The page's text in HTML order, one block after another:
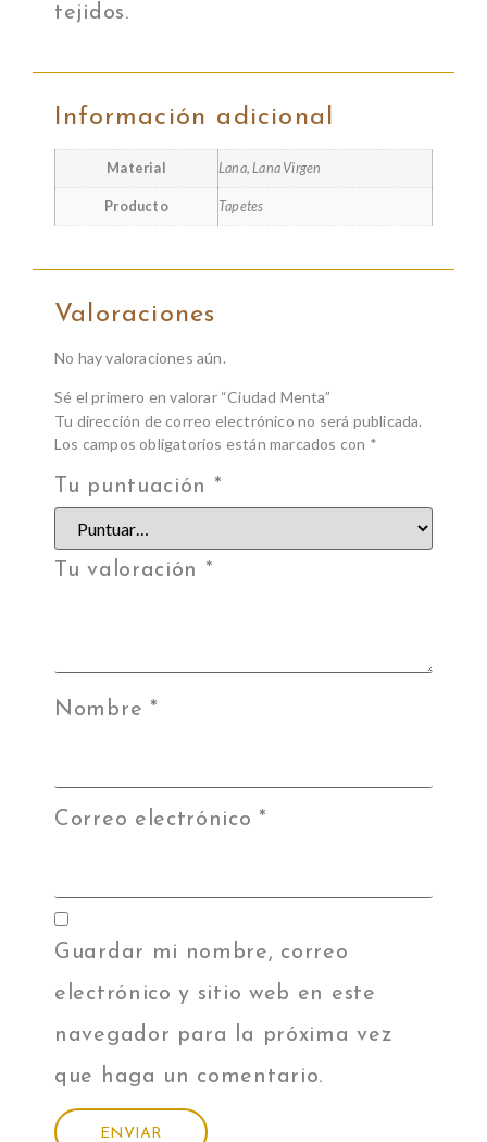
tejidos.
Información adicional
Material Lana, Lana Virgen
Producto Tapetes
Valoraciones
No hay valoraciones aún.
Sé el primero en valorar “Ciudad Menta”
Tu dirección de correo electrónico no será publicada.
Los campos obligatorios están marcados con *
Tu puntuación *
Tu valoración *
Nombre *
Correo electrónico *
Guardar mi nombre, correo
electrónico y sitio web en este
navegador para la próxima vez
que haga un comentario.